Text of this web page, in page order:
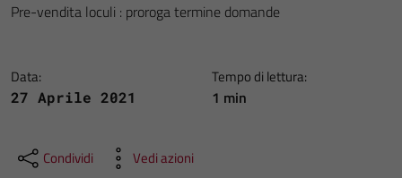
Pre-vendita loculi : proroga termine domande
Data:
27 Aprile 2021
Tempo di lettura:
1 min
Condividi Vedi azioni